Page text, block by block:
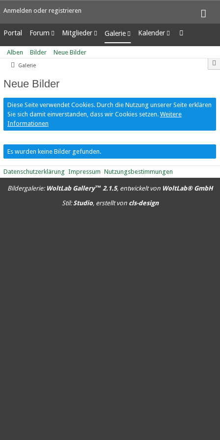
Anmelden oder registrieren
Portal Forum
Unerledigte Themen
Mitglieder
Letzte Aktivitäten
Benutzer online
Galerie
Alben
Bilder
Kalender
Wochenansicht
Tagesansicht
Alben Bilder Neue Bilder
Galerie
Neue Bilder
Diese Seite verwendet Cookies. Durch die Nutzung unserer Seite erklären
Sie sich damit einverstanden, dass wir Cookies setzen. Weitere
Informationen
Es wurden keine Bilder gefunden.
Datenschutzerklärung Impressum Nutzungsbestimmungen
Bildergalerie: WoltLab Gallery™ 2.1.5, entwickelt von WoltLab® GmbH
Stil:Studio, erstellt von cls-design